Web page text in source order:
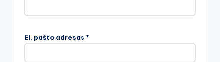
El. pašto adresas *